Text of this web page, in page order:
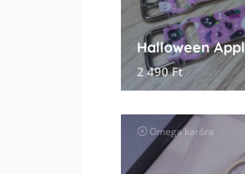
2 490Ft
Omegakaróra